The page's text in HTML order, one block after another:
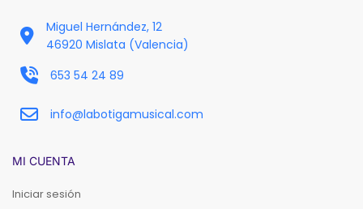
Miguel Hernández, 12
46920 Mislata (Valencia)
653 54 24 89
info@labotigamusical.com
MI CUENTA
Iniciar sesión